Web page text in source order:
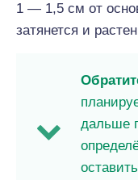
1 — 1,5 см от
затянется и
дальше